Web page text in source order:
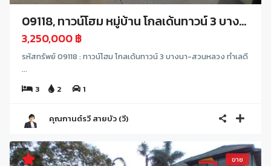
09118, ทาวน์โฮม หมู่บ้าน โกลเด้นทาวน์ 3 บาง...
3,250,000 ฿
รหัสทรัพย์ 09118 : ทาวน์โฮม โกลเด้นทาวน์ 3 บางนา-สวนหลวง ทำเลดี
...
3
2 1
คุณกานต์รวี สายบัว (วี)
ขาย